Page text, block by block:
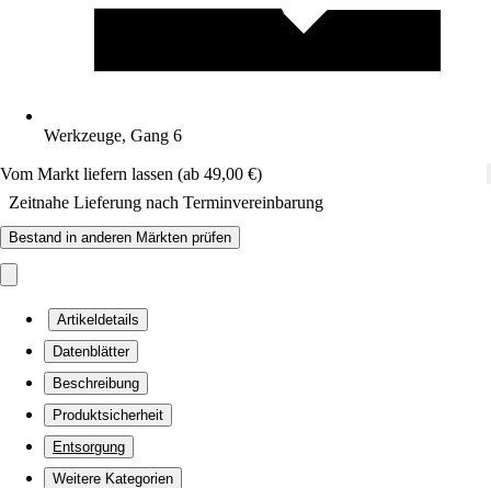
Werkzeuge, Gang 6
Vom Markt liefern lassen (ab 49,00 €)
Zeitnahe Lieferung nach Terminvereinbarung
Bestand in anderen Märkten prüfen
Artikeldetails
Datenblätter
Beschreibung
Produktsicherheit
Entsorgung
Weitere Kategorien